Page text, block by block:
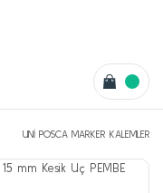
UNİ POSCA MARKER KALEMLERİ